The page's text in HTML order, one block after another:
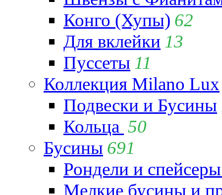
Конго (Хупы) 62
Для вклейки 13
Пуссеты 11
Коллекция Milano Lux
Подвески и Бусины
Кольца 50
Бусины 691
Рондели и
Мелкие бусины и